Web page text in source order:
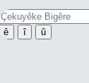
ê î û